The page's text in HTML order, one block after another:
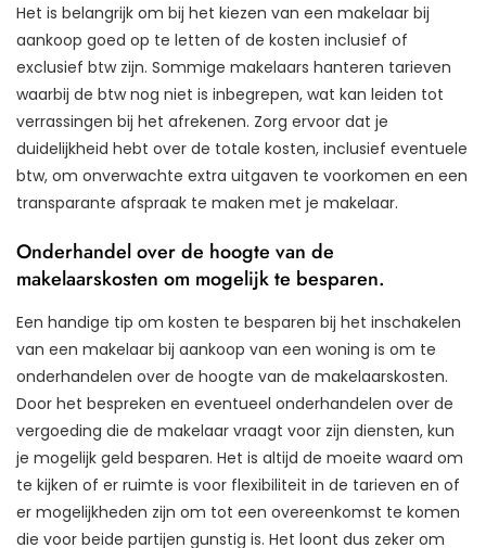
Het is belangrijk om bij het kiezen van een makelaar bij
aankoop goed op te letten of de kosten inclusief of
exclusief btw zijn. Sommige makelaars hanteren tarieven
waarbij de btw nog niet is inbegrepen, wat kan leiden tot
verrassingen bij het afrekenen. Zorg ervoor dat je
duidelijkheid hebt over de totale kosten, inclusief eventuele
btw, om onverwachte extra uitgaven te voorkomen en een
transparante afspraak te maken met je makelaar.
Onderhandel over de hoogte van de
makelaarskosten om mogelijk te besparen.
Een handige tip om kosten te besparen bij het inschakelen
van een makelaar bij aankoop van een woning is om te
onderhandelen over de hoogte van de makelaarskosten.
Door het bespreken en eventueel onderhandelen over de
vergoeding die de makelaar vraagt voor zijn diensten, kun
je mogelijk geld besparen. Het is altijd de moeite waard om
te kijken of er ruimte is voor flexibiliteit in de tarieven en of
er mogelijkheden zijn om tot een overeenkomst te komen
die voor beide partijen gunstig is. Het loont dus zeker om